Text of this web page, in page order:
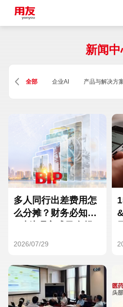
Singapore
Hungary
Hong Kong
新闻
全部 企业AI 产品与解决方
多人同行出差费用怎
么分摊？财务必知的
2026/07/29